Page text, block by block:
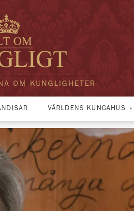
OM KUNGLIGHETER
VÄRLDENS KUNGAHUS